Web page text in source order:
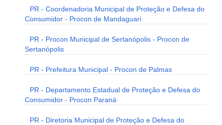
PR - Coordenadoria Municipal de Proteção e Defesa do
Consumidor - Procon de Mandaguari
PR - Procon Municipal de Sertanópolis - Procon de
Sertanópolis
PR - Prefeitura Municipal - Procon de Palmas
PR - Departamento Estadual de Proteção e Defesa do
Consumidor - Procon Paraná
PR - Diretoria Municipal de Proteção e Defesa do